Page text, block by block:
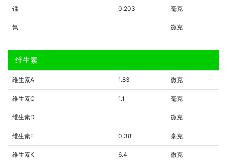
锰 0.203 毫克
氟 微克
维生素
维生素A 1.83 微克
维生素C 1.1 毫克
维生素D 微克
维生素E 0.38 毫克
维生素K 6.4 微克